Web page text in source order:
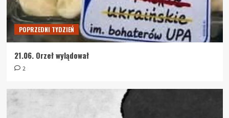
DZIEŃ PO DNIU
19.07. Autobus z napisem „koniec”
DZIEŃ PO DNIU
POPRZEDNI TYDZIEŃ
21.06. Orzeł wylądował
2